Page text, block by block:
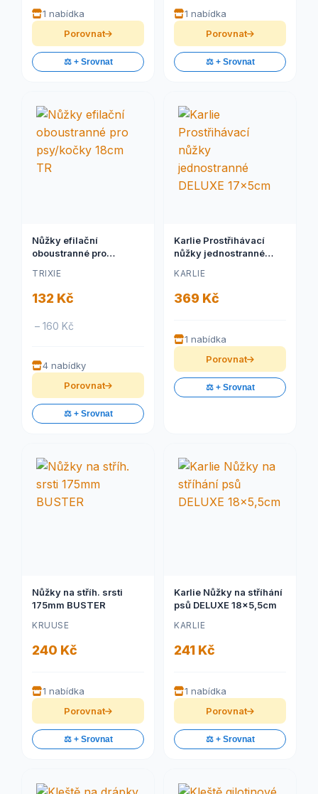
1 nabídka
Porovnat
⚖️ + Srovnat
1 nabídka
Porovnat
⚖️ + Srovnat
Nůžky efilační
oboustranné pro
TRIXIE
132 Kč
– 160 Kč
4 nabídky
Porovnat
⚖️ + Srovnat
Karlie Prostřihávací
nůžky jednostranné
KARLIE
369 Kč
1 nabídka
Porovnat
⚖️ + Srovnat
Nůžky na stříh. srsti
175mm BUSTER
KRUUSE
240 Kč
1 nabídka
Porovnat
⚖️ + Srovnat
Karlie Nůžky na stříhání
psů DELUXE 18x5,5cm
KARLIE
241 Kč
1 nabídka
Porovnat
⚖️ + Srovnat